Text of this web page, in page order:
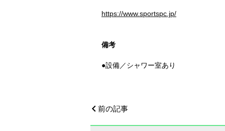
https://www.sportspc.jp/
備考
●設備／シャワー室あり
前の記事